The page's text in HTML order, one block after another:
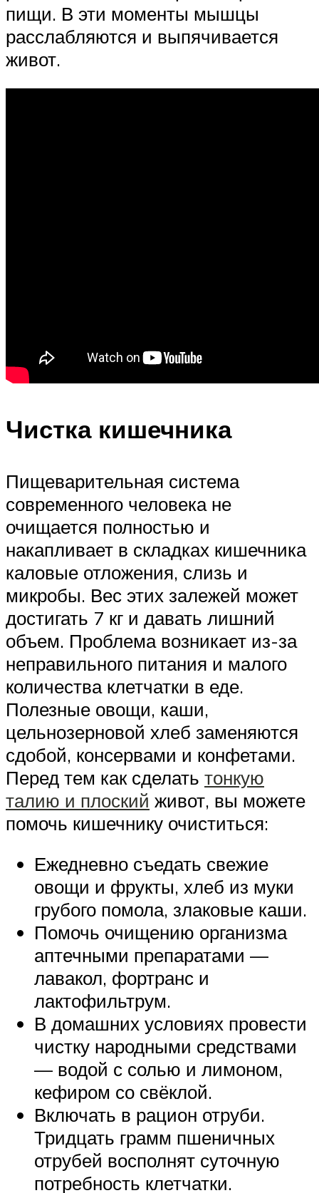
пищи. В эти моменты мышцы
расслабляются и выпячивается
живот.
Чистка кишечника
Пищеварительная система
современного человека не
очищается полностью и
накапливает в складках кишечника
каловые отложения, слизь и
микробы. Вес этих залежей может
достигать 7 кг и давать лишний
объем. Проблема возникает из-за
неправильного питания и малого
количества клетчатки в еде.
Полезные овощи, каши,
цельнозерновой хлеб заменяются
сдобой, консервами и конфетами.
Перед тем как сделать тонкую
талию и плоский живот, вы можете
помочь кишечнику очиститься:
Ежедневно съедать свежие
овощи и фрукты, хлеб из муки
грубого помола, злаковые каши.
Помочь очищению организма
аптечными препаратами —
лавакол, фортранс и
лактофильтрум.
В домашних условиях провести
чистку народными средствами
— водой с солью и лимоном,
кефиром со свёклой.
Включать в рацион отруби.
Тридцать грамм пшеничных
отрубей восполнят суточную
потребность клетчатки.